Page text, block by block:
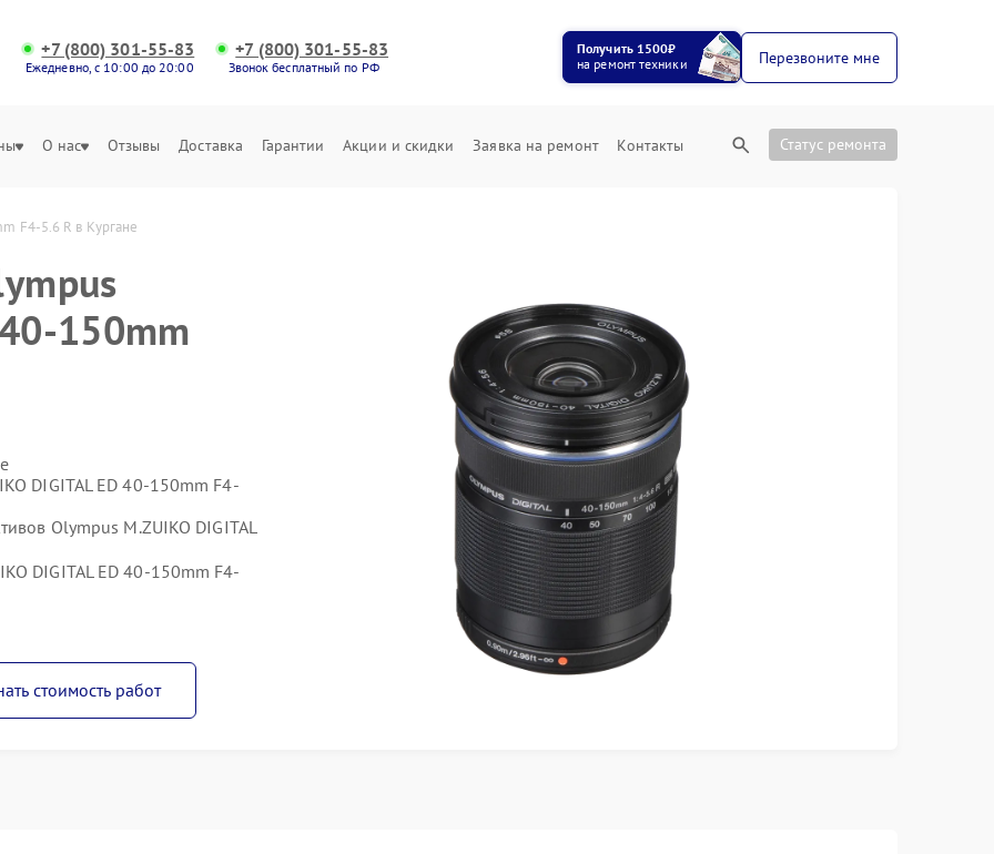
+7 (800) 301-55-83
Ежедневно, с 10:00 до 20:00
+7 (800) 301-55-83
Звонок бесплатный по РФ
Получить 1500₽
на ремонт техники
Перезвоните мне
О нас Отзывы Доставка Гарантии Акции и скидки Заявка на ремонт Контакты Статус ремонта
F4-5.6 R в Кургане
150mm
DIGITAL ED 40-150mm F4-
Olympus M.ZUIKO DIGITAL
DIGITAL ED 40-150mm F4-
стоимость работ